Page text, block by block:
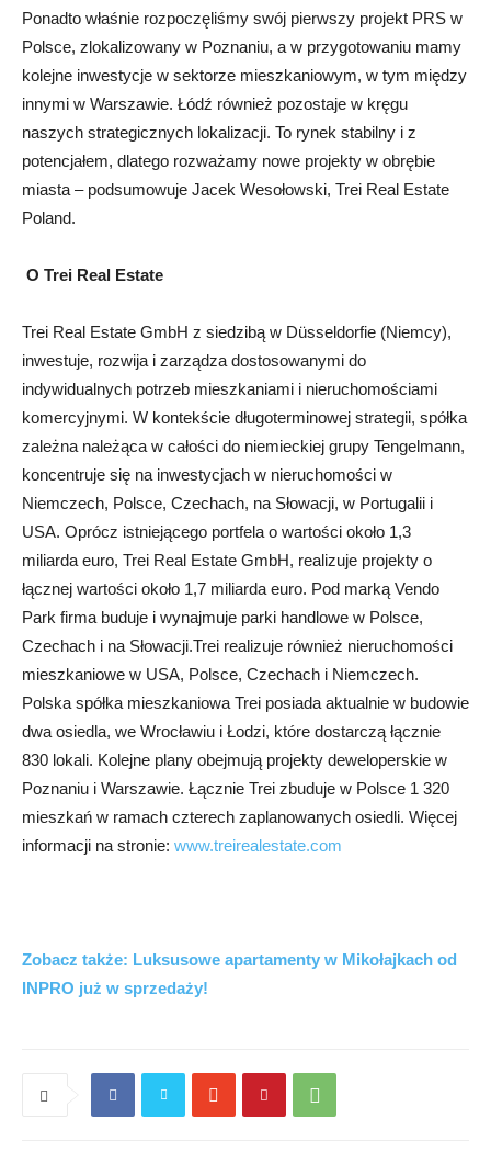
Ponadto właśnie rozpoczęliśmy swój pierwszy projekt PRS w
Polsce, zlokalizowany w Poznaniu, a w przygotowaniu mamy
kolejne inwestycje w sektorze mieszkaniowym, w tym między
innymi w Warszawie. Łódź również pozostaje w kręgu
naszych strategicznych lokalizacji. To rynek stabilny i z
potencjałem, dlatego rozważamy nowe projekty w obrębie
miasta – podsumowuje Jacek Wesołowski, Trei Real Estate
Poland.
O Trei Real Estate
Trei Real Estate GmbH z siedzibą w Düsseldorfie (Niemcy),
inwestuje, rozwija i zarządza dostosowanymi do
indywidualnych potrzeb mieszkaniami i nieruchomościami
komercyjnymi. W kontekście długoterminowej strategii, spółka
zależna należąca w całości do niemieckiej grupy Tengelmann,
koncentruje się na inwestycjach w nieruchomości w
Niemczech, Polsce, Czechach, na Słowacji, w Portugalii i
USA. Oprócz istniejącego portfela o wartości około 1,3
miliarda euro, Trei Real Estate GmbH, realizuje projekty o
łącznej wartości około 1,7 miliarda euro. Pod marką Vendo
Park firma buduje i wynajmuje parki handlowe w Polsce,
Czechach i na Słowacji.Trei realizuje również nieruchomości
mieszkaniowe w USA, Polsce, Czechach i Niemczech.
Polska spółka mieszkaniowa Trei posiada aktualnie w budowie
dwa osiedla, we Wrocławiu i Łodzi, które dostarczą łącznie
830 lokali. Kolejne plany obejmują projekty deweloperskie w
Poznaniu i Warszawie. Łącznie Trei zbuduje w Polsce 1 320
mieszkań w ramach czterech zaplanowanych osiedli. Więcej
informacji na stronie: www.treirealestate.com
Zobacz także: Luksusowe apartamenty w Mikołajkach od
INPRO już w sprzedaży!